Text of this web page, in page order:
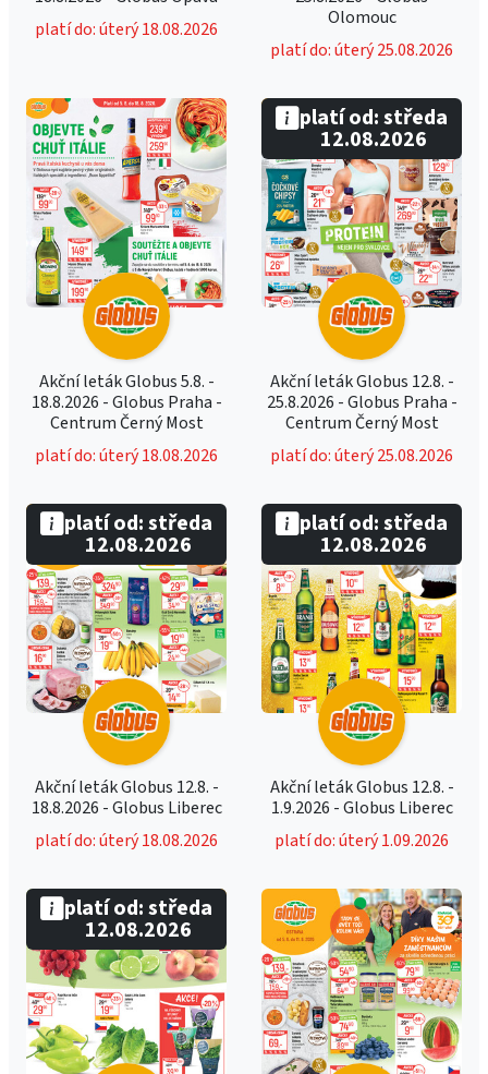
platí do: úterý 18.08.2026
Olomouc
platí do: úterý 25.08.2026
Akční leták Globus 5.8. -
18.8.2026 - Globus Praha -
Centrum Černý Most
platí do: úterý 18.08.2026
Akční leták Globus 12.8. -
25.8.2026 - Globus Praha -
Centrum Černý Most
platí do: úterý 25.08.2026
platí od: středa
12.08.2026
Akční leták Globus 12.8. -
18.8.2026 - Globus Liberec
platí do: úterý 18.08.2026
platí od: středa
12.08.2026
Akční leták Globus 12.8. -
1.9.2026 - Globus Liberec
platí do: úterý 1.09.2026
platí od: středa
12.08.2026
platí od: středa
12.08.2026